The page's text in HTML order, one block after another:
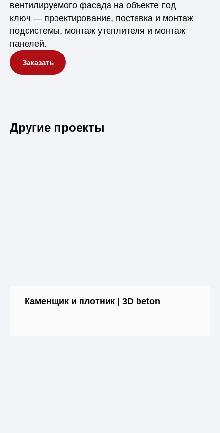
вентилируемого фасада на объекте под
ключ — проектирование, поставка и монтаж
подсистемы, монтаж утеплителя и монтаж
панелей.
Заказать
Другие проекты
Каменщик и плотник | 3D beton